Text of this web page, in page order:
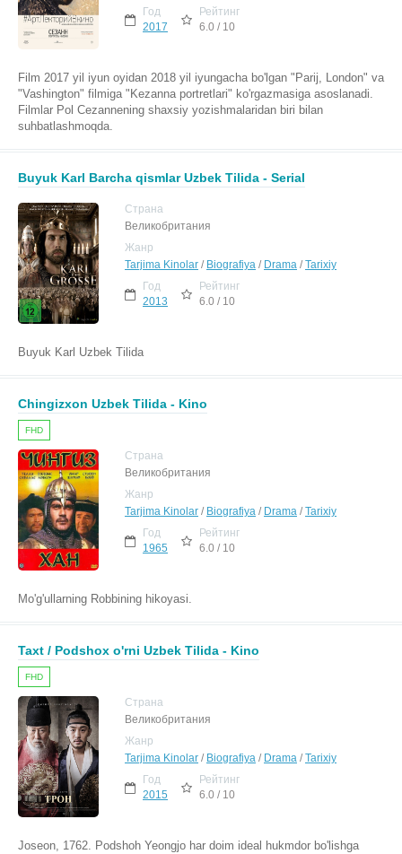
Год
2017
Рейтинг
6.0 / 10
Film 2017 yil iyun oyidan 2018 yil iyungacha bo'lgan "Parij, London" va
"Vashington" filmiga "Kezanna portretlari" ko'rgazmasiga asoslanadi.
Filmlar Pol Cezannening shaxsiy yozishmalaridan biri bilan
suhbatlashmoqda.
Buyuk Karl Barcha qismlar Uzbek Tilida - Serial
Страна
Великобритания
Жанр
Tarjima Kinolar / Biografiya / Drama /Tarixiy
Год
2013
Рейтинг
6.0 / 10
Buyuk Karl Uzbek Tilida
Chingizxon Uzbek Tilida - Kino
FHD
Страна
Великобритания
Жанр
Tarjima Kinolar / Biografiya / Drama /Tarixiy
Год
1965
Рейтинг
6.0 / 10
Mo'g'ullarning Robbining hikoyasi.
Taxt / Podshox o'rni Uzbek Tilida - Kino
FHD
Страна
Великобритания
Жанр
Tarjima Kinolar / Biografiya / Drama /Tarixiy
Год
2015
Рейтинг
6.0 / 10
Joseon, 1762. Podshoh Yeongjo har doim ideal hukmdor bo'lishga